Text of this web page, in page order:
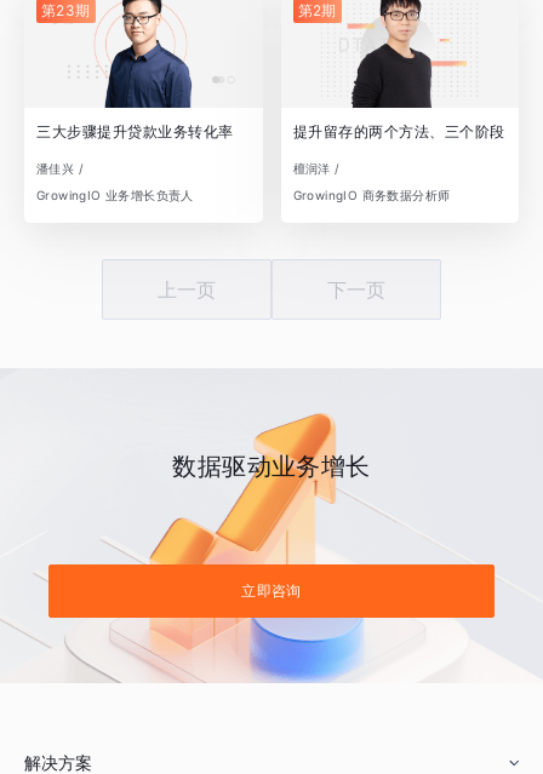
第23期
三大步骤提升贷款业务转化率
潘佳兴 /
GrowingIO 业务增长负责人
第2期
提升留存的两个方法、三个阶段
檀润洋 /
GrowingIO 商务数据分析师
上一页 下一页
数据驱动业务增长
立即咨询
解决方案